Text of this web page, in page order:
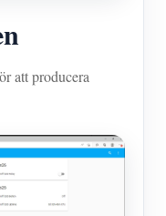
att producera